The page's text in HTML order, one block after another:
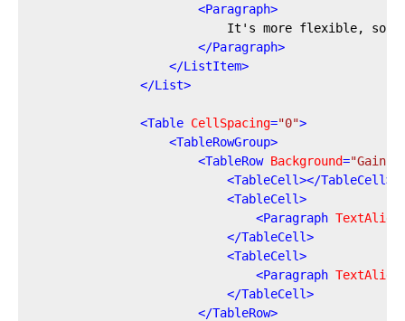
<Paragraph>
It's more flexible, so
</Paragraph>
</ListItem>
</List>
<Table CellSpacing="0">
<TableRowGroup>
<TableRow Background=
<TableCell></TableCell>
<TableCell>
<Paragraph
</TableCell>
<TableCell>
<Paragraph
</TableCell>
</TableRow>